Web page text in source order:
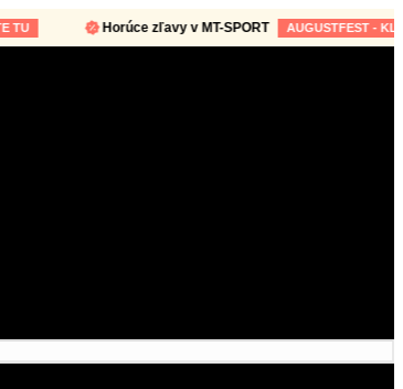
Horúce zľavy v MT-SPORT AUGUSTFEST -